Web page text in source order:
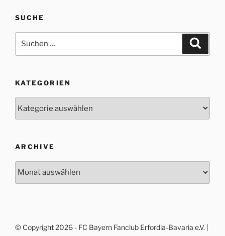
SUCHE
nach:
KATEGORIEN
ARCHIVE
© Copyright 2026 - FC Bayern Fanclub Erfordia-Bavaria e.V. |